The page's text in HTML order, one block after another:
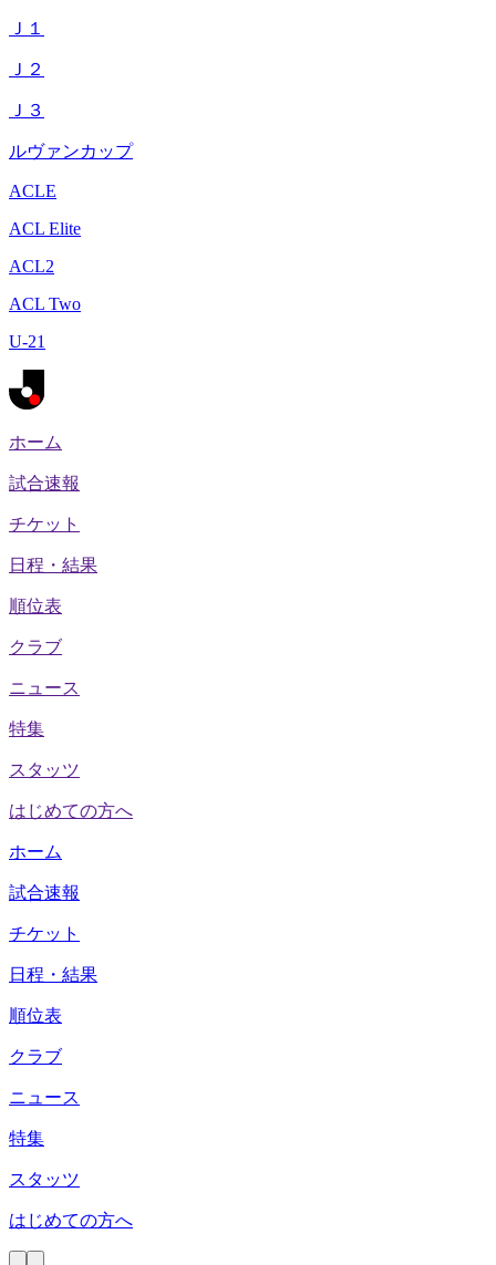
Ｊ１
Ｊ２
Ｊ３
ルヴァンカップ
ACLE
ACL Elite
ACL2
ACL Two
U-21
ホーム
試合速報
チケット
日程・結果
順位表
クラブ
ニュース
特集
スタッツ
はじめての方へ
ホーム
試合速報
チケット
日程・結果
順位表
クラブ
ニュース
特集
スタッツ
はじめての方へ